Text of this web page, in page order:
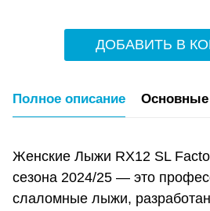
ДОБАВИТЬ В
Полное описание Основные
Женские Лыжи RX12 SL
сезона 2024/25 — это
слаломные лыжи,